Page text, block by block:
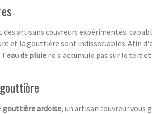
artisans couvreurs expérimentés,
et la gouttière sont indissociables. Afin
l'eau de pluie ne s'accumule pas sur le toit
gouttière ardoise, un artisan couvreur vous